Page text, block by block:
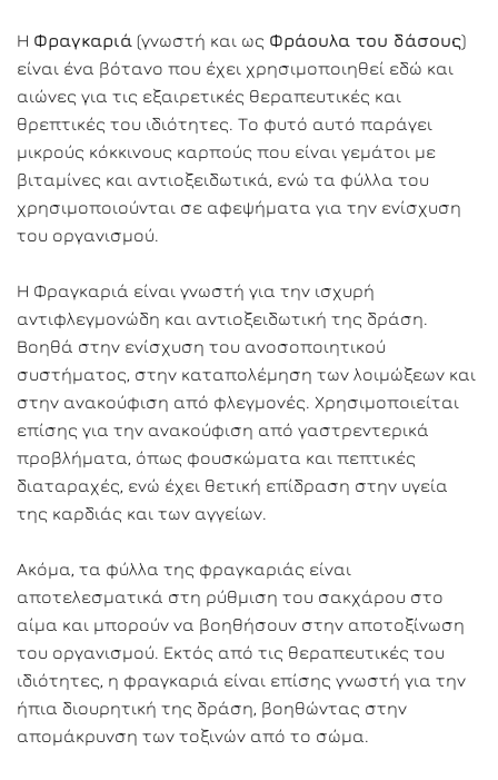
Η Φραγκαριά (γνωστή και ως Φράουλα του δάσους)
είναι ένα βότανο που έχει χρησιμοποιηθεί εδώ και
αιώνες για τις εξαιρετικές θεραπευτικές και
θρεπτικές του ιδιότητες. Το φυτό αυτό παράγει
μικρούς κόκκινους καρπούς που είναι γεμάτοι με
βιταμίνες και αντιοξειδωτικά, ενώ τα φύλλα του
χρησιμοποιούνται σε αφεψήματα για την ενίσχυση
του οργανισμού.
Η Φραγκαριά είναι γνωστή για την ισχυρή
αντιφλεγμονώδη και αντιοξειδωτική της δράση.
Βοηθά στην ενίσχυση του ανοσοποιητικού
συστήματος, στην καταπολέμηση των λοιμώξεων και
στην ανακούφιση από φλεγμονές. Χρησιμοποιείται
επίσης για την ανακούφιση από γαστρεντερικά
προβλήματα, όπως φουσκώματα και πεπτικές
διαταραχές, ενώ έχει θετική επίδραση στην υγεία
της καρδιάς και των αγγείων.
Ακόμα, τα φύλλα της φραγκαριάς είναι
αποτελεσματικά στη ρύθμιση του σακχάρου στο
αίμα και μπορούν να βοηθήσουν στην αποτοξίνωση
του οργανισμού. Εκτός από τις θεραπευτικές του
ιδιότητες, η φραγκαριά είναι επίσης γνωστή για την
ήπια διουρητική της δράση, βοηθώντας στην
απομάκρυνση των τοξινών από το σώμα.